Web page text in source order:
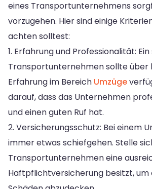
eines Transportunternehmens
vorzugehen. Hier sind einige
achten solltest:
1. Erfahrung und Professionalität:
Transportunternehmen sollte über
Erfahrung im Bereich Umzüge
darauf, dass das Unternehmen
und einen guten Ruf hat.
2. Versicherungsschutz: Bei einem
immer etwas schiefgehen. Stelle
Transportunternehmen eine
Haftpflichtversicherung besitzt, um